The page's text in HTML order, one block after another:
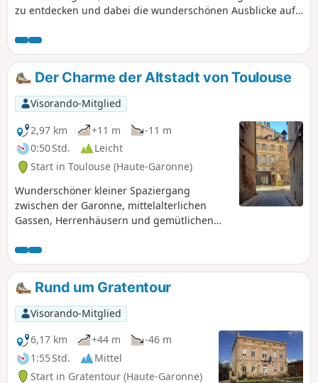
zu entdecken und dabei die wunderschönen Ausblicke auf
Der Charme der Altstadt von Toulouse
Visorando-Mitglied
2,97 km
+11 m
-11 m
0:50 Std.
Leicht
Start in Toulouse (Haute-Garonne)
Wunderschöner kleiner Spaziergang
zwischen der Garonne, mittelalterlichen
Gassen, Herrenhäusern und gemütlichen
„rosaroten Stadt“. Ein kurzer Rundgang
durch die Stadtviertel Saint-Georges,
Capitole, Carmes und Saint-Étienne.
Rundweg ab der Metrostation François
Verdier.
Rund um Gratentour
Visorando-Mitglied
6,17 km
+44 m
-46 m
1:55 Std.
Mittel
Start in Gratentour (Haute-Garonne)